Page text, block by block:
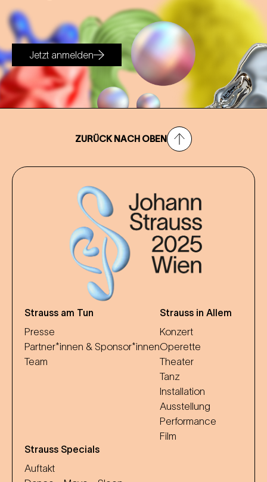
Jetzt anmelden
ZURÜCK NACH OBEN
Strauss am Tun
Presse
Partner*innen & Sponsor*innen
Team
Strauss in Allem
Konzert
Operette
Theater
Tanz
Installation
Ausstellung
Performance
Film
Strauss Specials
Auftakt